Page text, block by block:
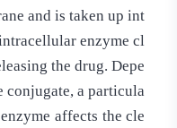
and is taken up int
enzyme cl
the drug. Depe
conjugate, a particula
affects the cle